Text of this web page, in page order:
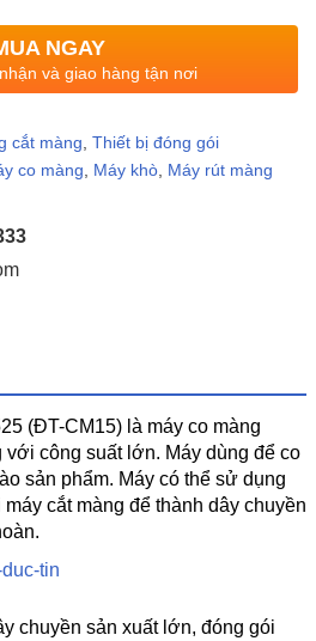
NGAY
và giao hàng tận nơi
cắt màng Thiết bị đóng gói
co màng Máy khò Máy rút màng
(ĐT-CM15) là máy co màng
công suất lớn. Máy dùng để co
sản phẩm. Máy có thể sử dụng
cắt màng để thành dây chuyền
chuyền sản xuất lớn, đóng gói